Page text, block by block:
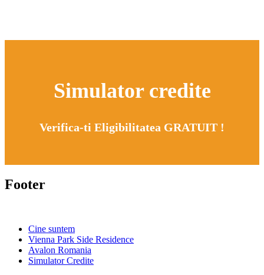
Simulator credite
Verifica-ti Eligibilitatea GRATUIT !
Footer
Cine suntem
Vienna Park Side Residence
Avalon Romania
Simulator Credite